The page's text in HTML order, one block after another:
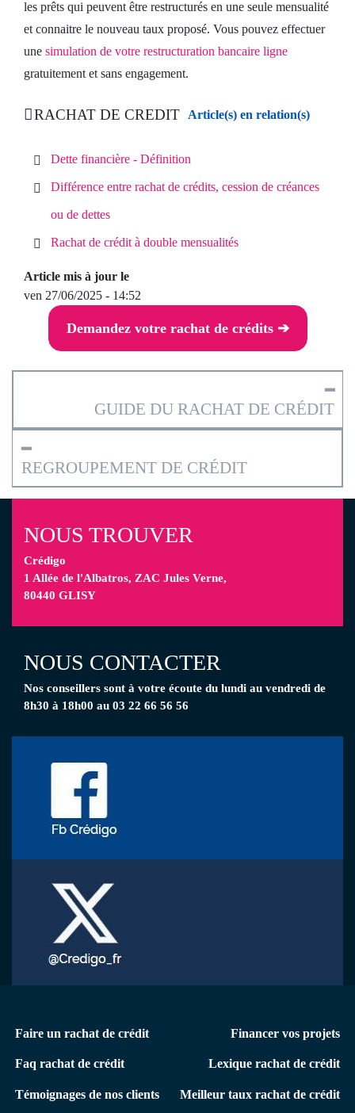
les prêts qui peuvent être restructurés en une seule mensualité
et connaitre le nouveau taux proposé. Vous pouvez effectuer
une simulation de votre restructuration bancaire ligne
gratuitement et sans engagement.
RACHAT DE CREDIT Article(s) en relation(s)
Dette financière - Définition
Différence entre rachat de crédits, cession de créances
ou de dettes
Rachat de crédit à double mensualités
Article mis à jour le
ven 27/06/2025 - 14:52
Demandez votre rachat de crédits ➔
━
GUIDE DU RACHAT DE CRÉDIT
━
REGROUPEMENT DE CRÉDIT
NOUS TROUVER
Crédigo
1 Allée de l'Albatros, ZAC Jules Verne,
80440 GLISY
NOUS CONTACTER
Nos conseillers sont à votre écoute du lundi au vendredi de
8h30 à 18h00 au 03 22 66 56 56
Menu
Faire un rachat de crédit Financer vos projets
Faq rachat de crédit Lexique rachat de crédit
Témoignages de nos clients Meilleur taux rachat de crédit